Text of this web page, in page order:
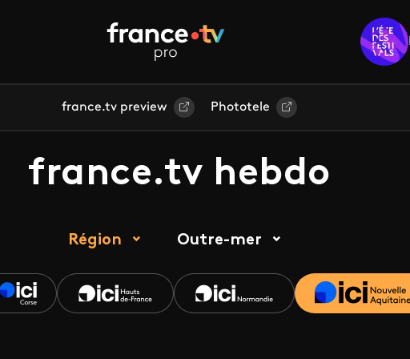
france.tv preview Phototele
france.tv hebdo
Région Outre-mer